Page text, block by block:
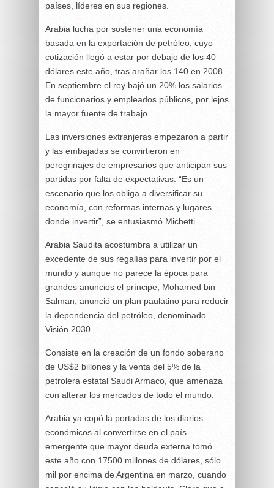
países, líderes en sus regiones.
Arabia lucha por sostener una economía
basada en la exportación de petróleo, cuyo
cotización llegó a estar por debajo de los 40
dólares este año, tras arañar los 140 en 2008.
En septiembre el rey bajó un 20% los salarios
de funcionarios y empleados públicos, por lejos
la mayor fuente de trabajo.
Las inversiones extranjeras empezaron a partir
y las embajadas se convirtieron en
peregrinajes de empresarios que anticipan sus
partidas por falta de expectativas. “Es un
escenario que los obliga a diversificar su
economía, con reformas internas y lugares
donde invertir”, se entusiasmó Michetti.
Arabia Saudita acostumbra a utilizar un
excedente de sus regalías para invertir por el
mundo y aunque no parece la época para
grandes anuncios el príncipe, Mohamed bin
Salman, anunció un plan paulatino para reducir
la dependencia del petróleo, denominado
Visión 2030.
Consiste en la creación de un fondo soberano
de US$2 billones y la venta del 5% de la
petrolera estatal Saudi Armaco, que amenaza
con alterar los mercados de todo el mundo.
Arabia ya copó la portadas de los diarios
económicos al convertirse en el país
emergente que mayor deuda externa tomó
este año con 17500 millones de dólares, sólo
mil por encima de Argentina en marzo, cuando